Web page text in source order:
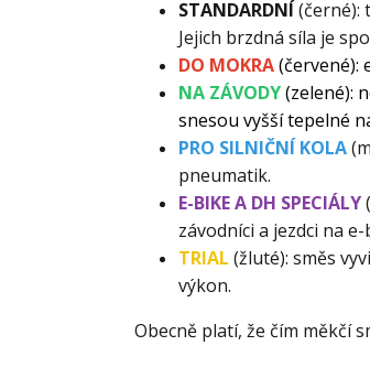
STANDARDNÍ(černé):
Jejich brzdná síla je
DO MOKRA(červené):
NA ZÁVODY(zelené):
snesou vyšší tepelné
PRO SILNIČNÍ KOLA
pneumatik.
E-BIKE A DH SPECIÁLY
závodníci a jezdci na
TRIAL (žluté): směs
výkon.
Obecně platí, že čím měkčí